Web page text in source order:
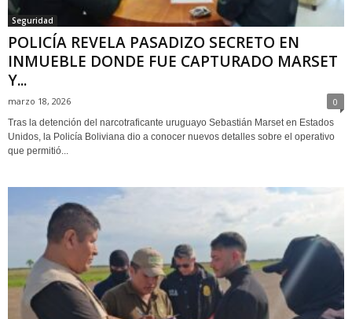
Seguridad
POLICÍA REVELA PASADIZO SECRETO EN
INMUEBLE DONDE FUE CAPTURADO MARSET
Y...
marzo 18, 2026 0
Tras la detención del narcotraficante uruguayo Sebastián Marset en Estados
Unidos, la Policía Boliviana dio a conocer nuevos detalles sobre el operativo
que permitió...